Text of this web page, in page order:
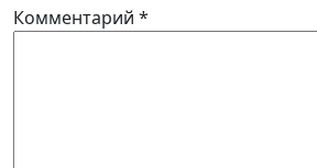
Комментарий *